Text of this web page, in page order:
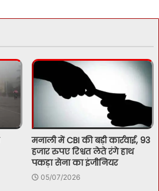
मनाली में CBI की बड़ी कार्रवाई, 93
हजार रुपए रिश्वत लेते रंगे हाथ
पकड़ा सेना का इंजीनियर
05/07/2026